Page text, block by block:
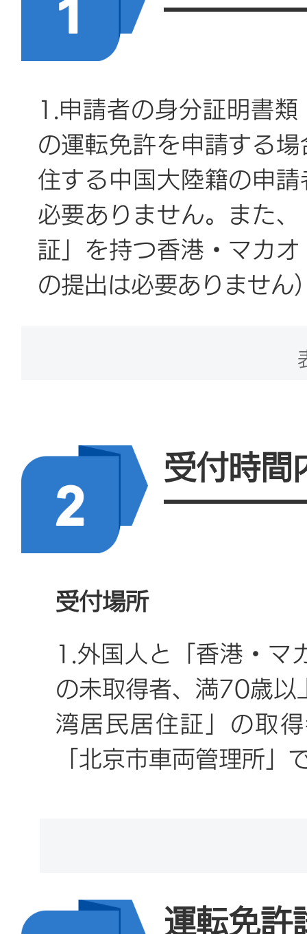
1.申請者の身分証明書
の運転免許を申請する
住する中国大陸籍の申
必要ありません。また
証」を持つ香港・マカ
の提出は必要ありません
指定した健康検査資
ターなどの医療機関や
レベル以上の医療機関
件証明書」が必要です
ップした場合、紙製証明
3.身体障碍者専用小型
場合は、北京市衛生健
行した「自動車運転者
でにオンラインでの情
提出が不要となります。
があります。
受付時間
受付場所
1.外国人と「香港・マ
の未取得者、満70歳以
湾居民居住証」の取
「北京市車両管理所」
す。
運転免許